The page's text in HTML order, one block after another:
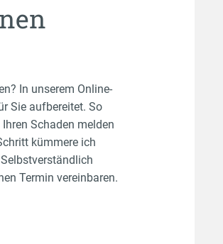
In unserem Online-
Sie aufbereitet. So
Schaden melden
kümmere ich
Termin vereinbaren.